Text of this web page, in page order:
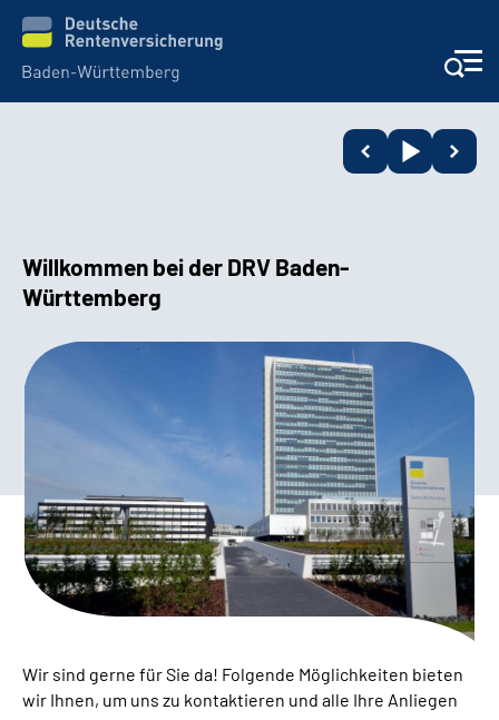
Online-Services
Inhalte in Gebärdensprache (DGS)
Leichte Sprache
Willkommen bei der DRV Baden-
Württemberg
Wir sind gerne für Sie da! Folgende Möglichkeiten bieten
wir Ihnen, um uns zu kontaktieren und alle Ihre Anliegen